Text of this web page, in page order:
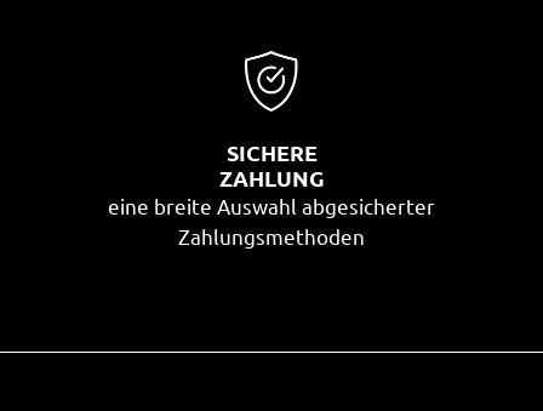
SICHERE
ZAHLUNG
eine breite Auswahl abgesicherter
Zahlungsmethoden